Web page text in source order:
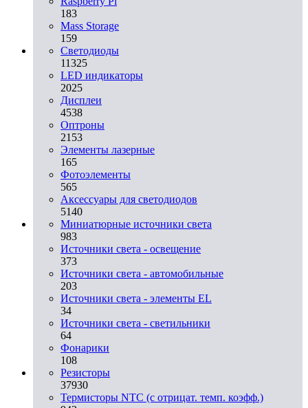
183
Mass Storage
159
Светодиоды
11325
LED индикаторы
2025
Дисплеи
4538
Оптроны
2153
Элементы лазерные
165
Фотоэлементы
565
Аксессуары для светодиодов
5140
Миниатюрные источники света
983
Источники света - освещение
373
Источники света - автомобильные
203
Источники света - элементы EL
34
Источники света - светильники
64
Фонарики
108
Резисторы
37930
Термисторы NTC (с отрицат. темп. коэфф.)